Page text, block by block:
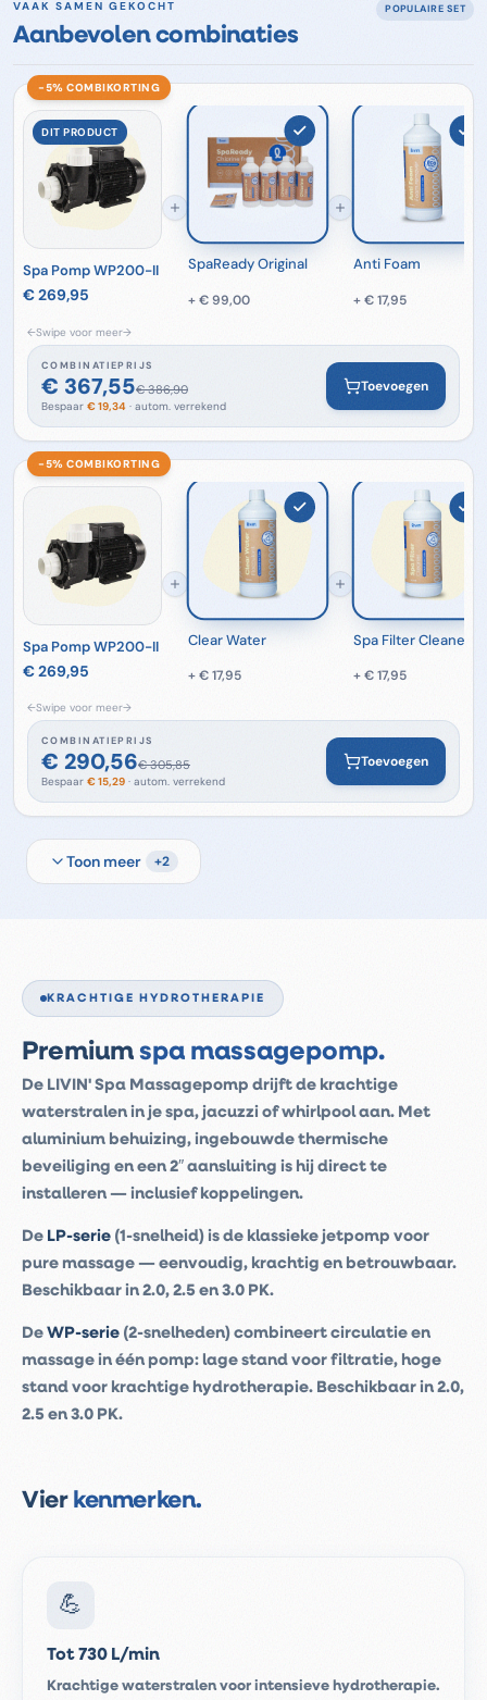
VAAK SAMEN GEKOCHT
Aanbevolen combinaties
POPULAIRE SET
−5% COMBI­KORTING
DIT PRODUCT
Spa Pomp WP200-II
€ 269,95
SpaReady Original
+€ 99,00
Anti Foam
+€ 17,95
←Swipe voor meer→
COMBINATIEPRIJS
€ 367,55€ 386,90
Bespaar € 19,34 · autom. verrekend
Toevoegen
−5% COMBI­KORTING
Spa Pomp WP200-II
€ 269,95
Clear Water
+€ 17,95
Spa Filter Cleaner
+€ 17,95
←Swipe voor meer→
COMBINATIEPRIJS
€ 290,56€ 305,85
Bespaar € 15,29 · autom. verrekend
Toevoegen
Toon meer +2
KRACHTIGE HYDROTHERAPIE
Premium spa massagepomp.
De LIVIN' Spa Massagepomp drijft de krachtige
waterstralen in je spa, jacuzzi of whirlpool aan. Met
aluminium behuizing, ingebouwde thermische
beveiliging en een 2″ aansluiting is hij direct te
installeren — inclusief koppelingen.
De LP-serie (1-snelheid) is de klassieke jetpomp voor
pure massage — eenvoudig, krachtig en betrouwbaar.
Beschikbaar in 2.0, 2.5 en 3.0 PK.
De WP-serie (2-snelheden) combineert circulatie en
massage in één pomp: lage stand voor filtratie, hoge
stand voor krachtige hydrotherapie. Beschikbaar in 2.0,
2.5 en 3.0 PK.
Vier kenmerken.
💪
Tot 730 L/min
Krachtige waterstralen voor intensieve hydrotherapie.